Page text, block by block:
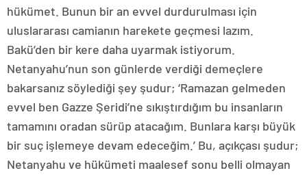
hükümet. Bunun bir an evvel durdurulması için
uluslararası camianın harekete geçmesi lazım.
Bakü’den bir kere daha uyarmak istiyorum.
Netanyahu’nun son günlerde verdiği demeçlere
bakarsanız söylediği şey şudur; ‘Ramazan gelmeden
evvel ben Gazze Şeridi’ne sıkıştırdığım bu insanların
tamamını oradan sürüp atacağım. Bunlara karşı büyük
bir suç işlemeye devam edeceğim.’ Bu, açıkçası şudur;
Netanyahu ve hükümeti maalesef sonu belli olmayan